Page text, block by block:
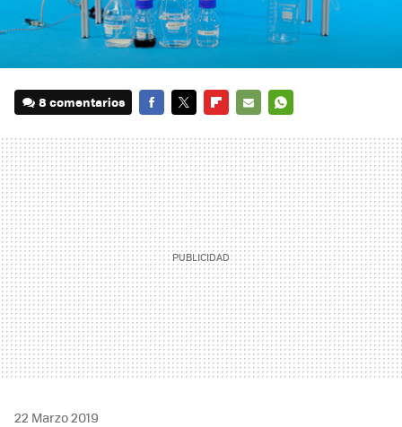
8 comentarios
MAIL
22 Marzo 2019